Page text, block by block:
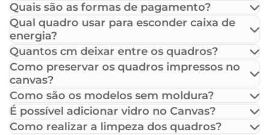
Quais são as formas de pagamento?
Qual quadro usar para esconder caixa de
energia?
Quantos cm deixar entre os quadros?
Como preservar os quadros impressos no
canvas?
Como são os modelos sem moldura?
É possível adicionar vidro no Canvas?
Como realizar a limpeza dos quadros?